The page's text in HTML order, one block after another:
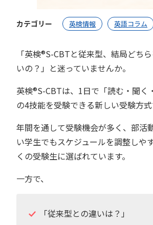
カテゴリー 英検情報 英語コラム
「英検®︎S-CBTと従来型、結局どち
いの？」と迷っていませんか。
英検®︎S-CBTは、1日で「読む・聞く
の4技能を受験できる新しい受験方式
年間を通して受験機会が多く、部活
い学生でもスケジュールを調整しや
くの受験生に選ばれています。
一方で、
「従来型との違いは？」